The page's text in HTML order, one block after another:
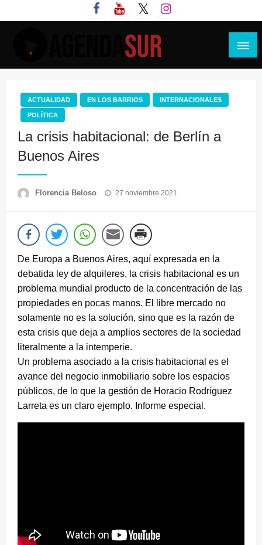
al
ACTUALIDAD EN LOS BARRIOS INTERNACIONALES
POLÍTICA
La crisis habitacional: de Berlín a
Buenos Aires
Florencia Beloso
Publicado
27 noviembre 2021
De Europa a Buenos Aires, aquí expresada en la
debatida ley de alquileres, la crisis habitacional es un
problema mundial producto de la concentración de las
propiedades en pocas manos. El libre mercado no
solamente no es la solución, sino que es la razón de
esta crisis que deja a amplios sectores de la sociedad
literalmente a la intemperie.
Un problema asociado a la crisis habitacional es el
avance del negocio inmobiliario sobre los espacios
públicos, de lo que la gestión de Horacio Rodríguez
Larreta es un claro ejemplo. Informe especial.